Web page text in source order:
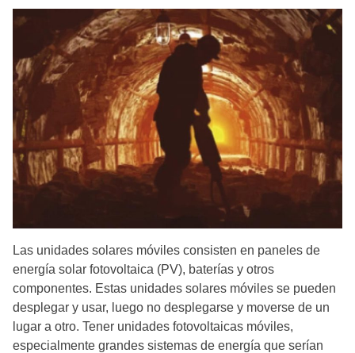
Las unidades solares móviles consisten en paneles de
energía solar fotovoltaica (PV), baterías y otros
componentes. Estas unidades solares móviles se pueden
desplegar y usar, luego no desplegarse y moverse de un
lugar a otro. Tener unidades fotovoltaicas móviles,
especialmente grandes sistemas de energía que serían